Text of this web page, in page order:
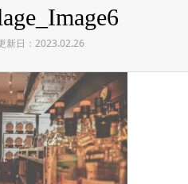
新日：2023.02.26